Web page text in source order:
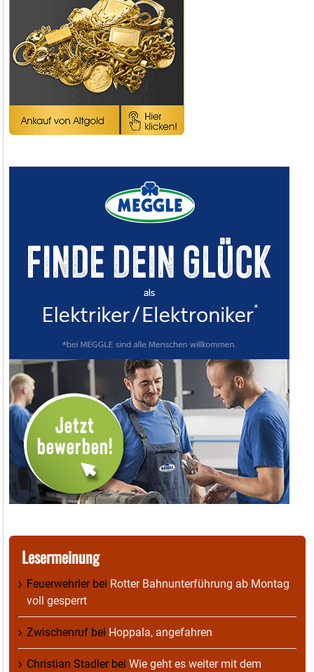
Lesermeinung
Feuerwehrlerbei Rotter Bahnunterführung ab Montag
voll gesperrt
Zwischenruf bei Hoppala, angefahren
Christian Stadlerbei Wie geht es weiter mit dem